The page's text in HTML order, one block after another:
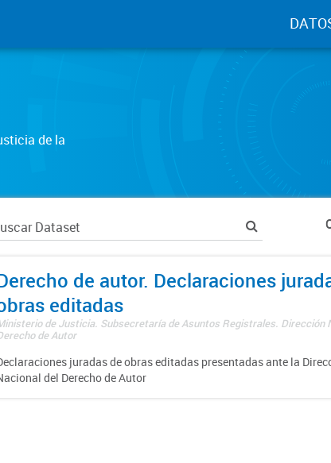
de la
de autor. Declaraciones
editadas
de Justicia. Subsecretaría de Asuntos Registrales. Dirección
de Autor
juradas de obras editadas presentadas ante la
del Derecho de Autor